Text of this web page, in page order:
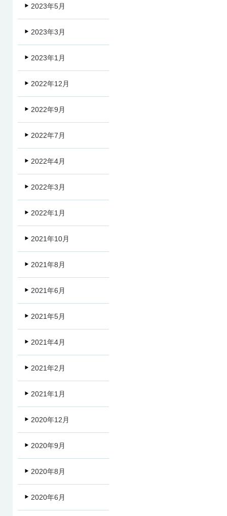
2023年5月
2023年3月
2023年1月
2022年12月
2022年9月
2022年7月
2022年4月
2022年3月
2022年1月
2021年10月
2021年8月
2021年6月
2021年5月
2021年4月
2021年2月
2021年1月
2020年12月
2020年9月
2020年8月
2020年6月